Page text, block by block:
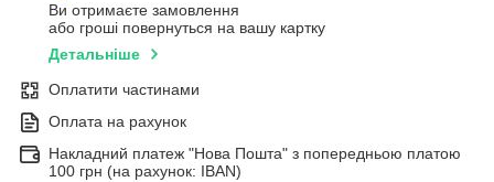
Ви отримаєте замовлення
або гроші повернуться на вашу картку
Детальніше
Оплатити частинами
Оплата на рахунок
Накладний платеж "Нова Пошта" з попередньою платою
100 грн (на рахунок: IBAN)